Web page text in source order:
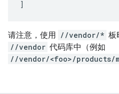
请注意，使用 //vendor/* 板
//vendor 代码库中（例如
//vendor/<foo>/products/